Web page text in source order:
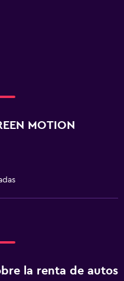
MOTION
la renta de autos